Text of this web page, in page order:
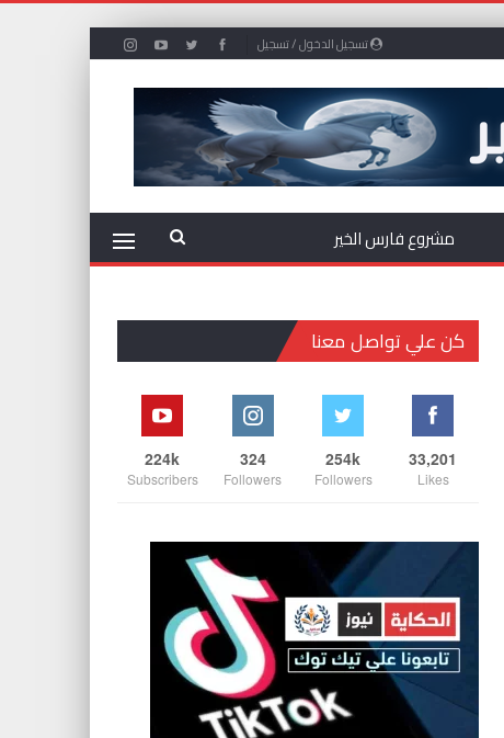
تسجيل الدخول / تسجيل
مشروع فارس الخير
كن علي تواصل معنا
33,201
Likes
254k
Followers
324
Followers
224k
Subscribers